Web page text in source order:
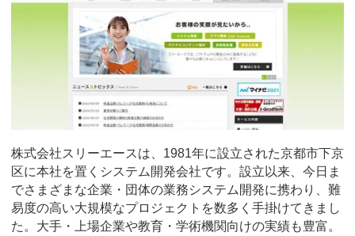
株式会社スリーエースは、1981年に設立された京都市下京
区に本社を置くシステム開発会社です。設立以来、今日ま
でさまざまな企業・団体の業務システム開発に携わり、難
易度の高い大規模なプロジェクトを数多く手掛けてきまし
た。大手・上場企業や教育・学術機関向けの実績も豊富。